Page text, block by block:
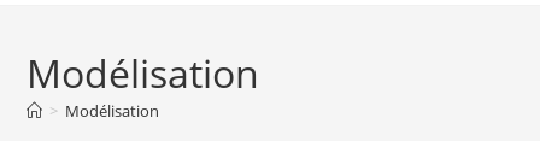
Modélisation
> Modélisation